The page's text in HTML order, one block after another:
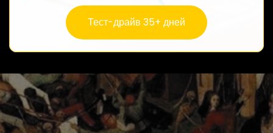
Тест-драйв 35+ дней